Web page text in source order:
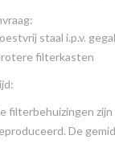
staal i.p.v.
filterkasten
filterbehuizingen
De